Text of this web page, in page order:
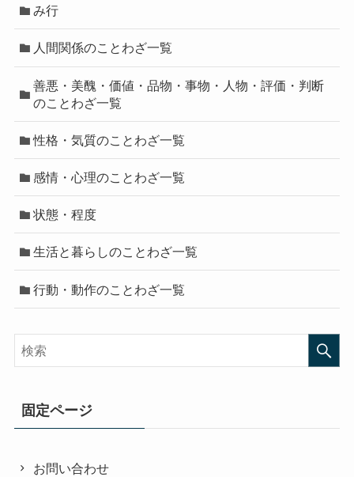
み行
人間関係のことわざ一覧
善悪・美醜・価値・品物・事物・人物・評価・判断
のことわざ一覧
性格・気質のことわざ一覧
感情・心理のことわざ一覧
状態・程度
生活と暮らしのことわざ一覧
行動・動作のことわざ一覧
固定ページ
お問い合わせ